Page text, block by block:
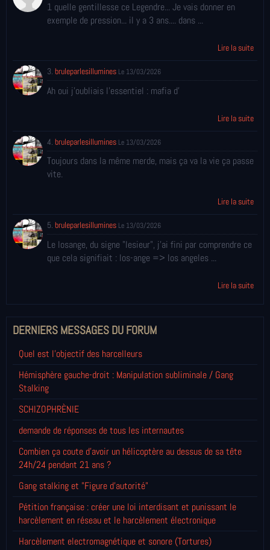
1 quelle gentillesse ce Legendre... Je vais donner en
exemple de pression... il y a 3 ans.... dans ...
Lire la suite
3. bruleparlesillumines Le 13/03/2026
Ah oui j'oubliais l'essentiel : mafia d'
Lire la suite
4. bruleparlesillumines Le 13/03/2026
Toujours dans la même merde, mais ça va la vie ça passe
vite.
Lire la suite
5. bruleparlesillumines Le 13/03/2026
Le losange, du signe "lesieur", j'ai fini par comprendre ce
que cela signifiait : los-ange => los angeles ...
Lire la suite
DERNIERS MESSAGES DU FORUM
Quel est l'objectif des harcelleurs
Hémisphère gauche-droit : Manipulation subliminale / Gang
Stalking
SCHIZOPHRÈNIE
demande de réponses de tous les internautes
Combien ça coute d'avoir un hélicoptère au dessus de sa tête
24h/24 pendant 21 ans ?
Gang stalking et "Figure d'autorité"
Pétition française : créer une loi interdisant et punissant le
harcèlement en réseau et le harcèlement électronique
Harcèlement electromagnétique et sonore (Tortures)